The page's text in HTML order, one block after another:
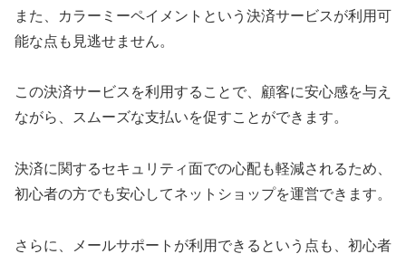
また、カラーミーペイメントという決済サービスが利用可
能な点も見逃せません。
この決済サービスを利用することで、顧客に安心感を与え
ながら、スムーズな支払いを促すことができます。
決済に関するセキュリティ面での心配も軽減されるため、
初心者の方でも安心してネットショップを運営できます。
さらに、メールサポートが利用できるという点も、初心者